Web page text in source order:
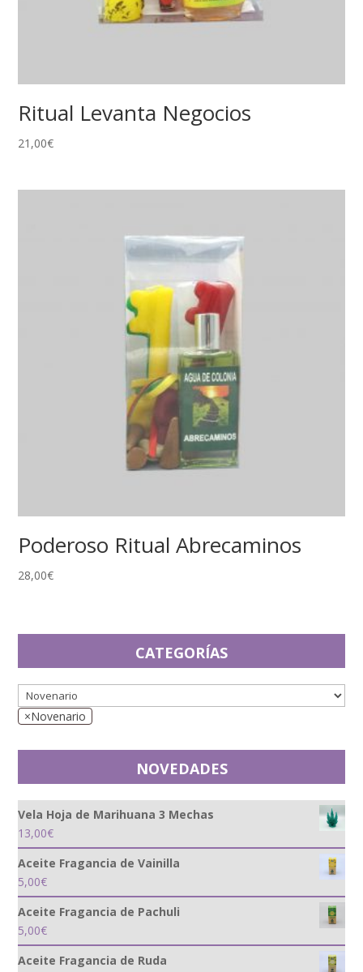
Ritual Levanta Negocios
21,00€
Poderoso Ritual Abrecaminos
28,00€
CATEGORÍAS
×Novenario
NOVEDADES
Vela Hoja de Marihuana 3 Mechas
13,00€
Aceite Fragancia de Vainilla
5,00€
Aceite Fragancia de Pachuli
5,00€
Aceite Fragancia de Ruda